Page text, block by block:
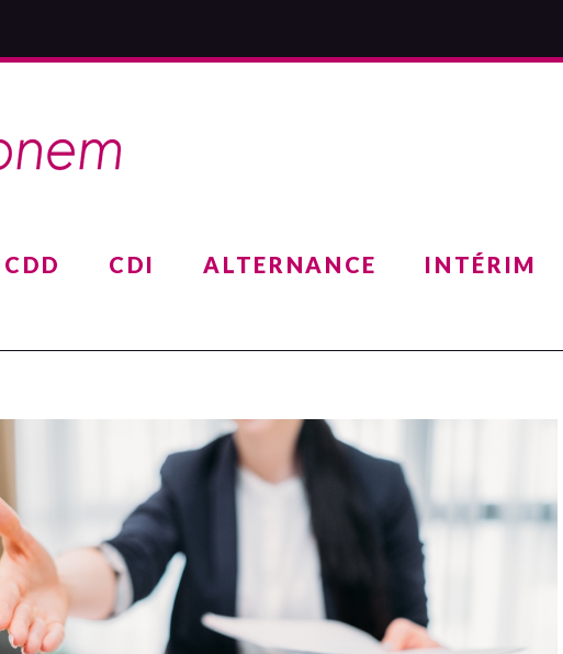
CDD CDI ALTERNANCE INTÉRIM